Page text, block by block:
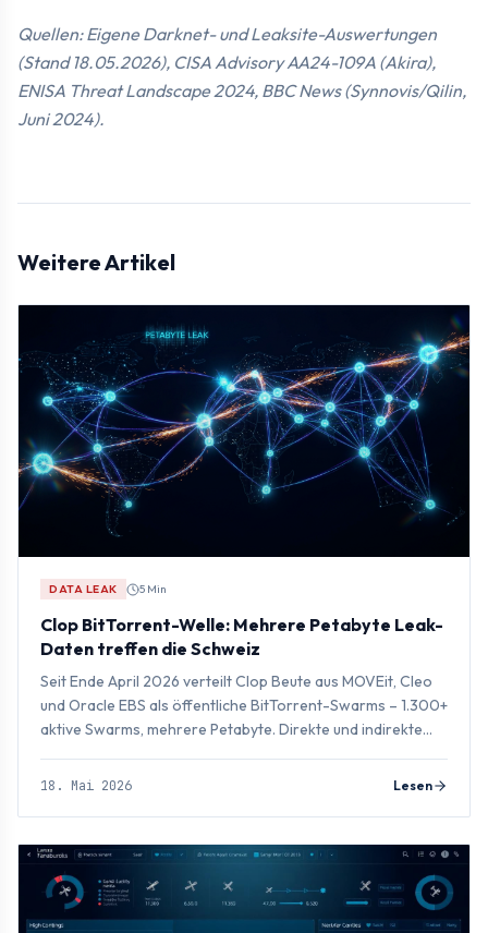
Quellen: Eigene Darknet- und Leaksite-Auswertungen
(Stand 18.05.2026), CISA Advisory AA24-109A (Akira),
ENISA Threat Landscape 2024, BBC News (Synnovis/Qilin,
Juni 2024).
Weitere Artikel
DATA LEAK 5 Min
Clop BitTorrent-Welle: Mehrere Petabyte Leak-
Daten treffen die Schweiz
Seit Ende April 2026 verteilt Clop Beute aus MOVEit, Cleo
und Oracle EBS als öffentliche BitTorrent-Swarms – 1.300+
aktive Swarms, mehrere Petabyte. Direkte und indirekte
18. Mai 2026 Lesen